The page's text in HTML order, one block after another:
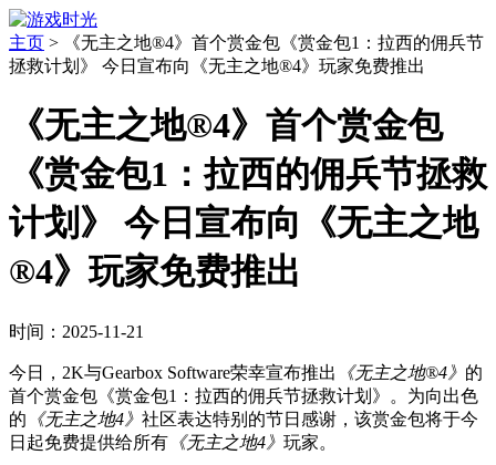
主页 >
《无主之地®4》首个赏金包《赏金包1：拉西的佣兵节
拯救计划》 今日宣布向《无主之地®4》玩家免费推出
《无主之地®4》首个赏金包
《赏金包1：拉西的佣兵节拯救
计划》 今日宣布向《无主之地
®4》玩家免费推出
时间：2025-11-21
今日，2K与Gearbox Software荣幸宣布推出 《无主之地®4》 的
首个赏金包《赏金包1：拉西的佣兵节拯救计划》。为向出色
的 《无主之地4》 社区表达特别的节日感谢，该赏金包将于今
日起免费提供给所有 《无主之地4》 玩家。